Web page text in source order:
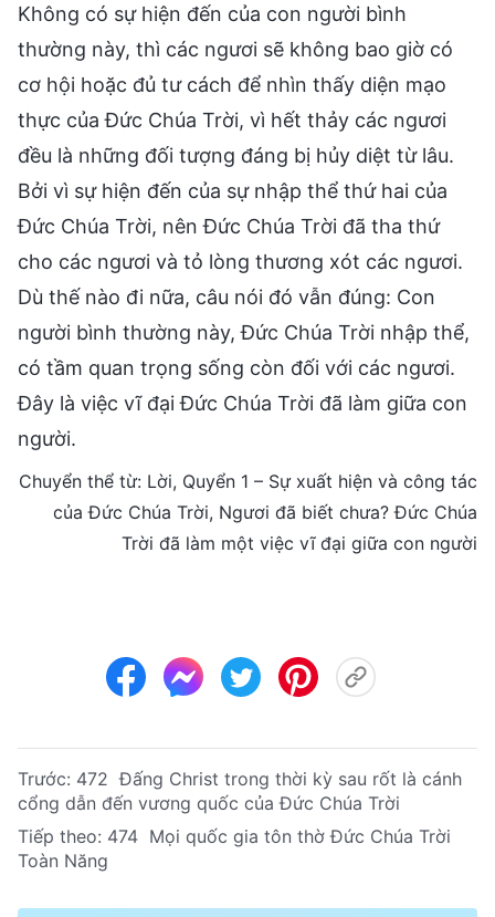
Không có sự hiện đến của con người bình
thường này, thì các ngươi sẽ không bao giờ có
cơ hội hoặc đủ tư cách để nhìn thấy diện mạo
thực của Đức Chúa Trời, vì hết thảy các ngươi
đều là những đối tượng đáng bị hủy diệt từ lâu.
Bởi vì sự hiện đến của sự nhập thể thứ hai của
Đức Chúa Trời, nên Đức Chúa Trời đã tha thứ
cho các ngươi và tỏ lòng thương xót các ngươi.
Dù thế nào đi nữa, câu nói đó vẫn đúng: Con
người bình thường này, Đức Chúa Trời nhập thể,
có tầm quan trọng sống còn đối với các ngươi.
Đây là việc vĩ đại Đức Chúa Trời đã làm giữa con
người.
Chuyển thể từ: Lời, Quyển 1 – Sự xuất hiện và công tác
của Đức Chúa Trời, Ngươi đã biết chưa? Đức Chúa
Trời đã làm một việc vĩ đại giữa con người
Trước: 472 Đấng Christ trong thời kỳ sau rốt là cánh
cổng dẫn đến vương quốc của Đức Chúa Trời
Tiếp theo: 474 Mọi quốc gia tôn thờ Đức Chúa Trời
Toàn Năng